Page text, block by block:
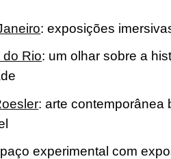
: exposições
do Rio: um olhar sobre a
: arte contemporânea
experimental com